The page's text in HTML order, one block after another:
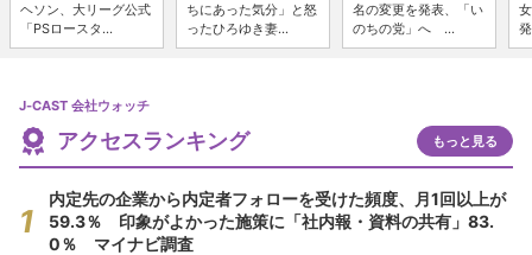
ヘソン、大リーグ公式
「PSロースタ...
ちにあった気分」と怒
ったひろゆき妻...
名の変更を発表、「い
のちの党」へ ...
J-CAST 会社ウォッチ
アクセスランキング もっと見る
内定先の企業から内定者フォローを受けた頻度、月1回以上が
59.3％ 印象がよかった施策に「社内報・資料の共有」83.
0％ マイナビ調査